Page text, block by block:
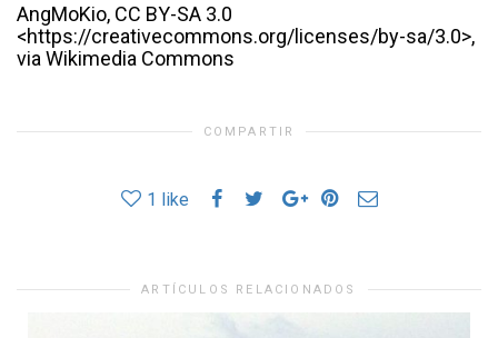
AngMoKio, CC BY-SA 3.0
<https://creativecommons.org/licenses/by-sa/3.0>,
via Wikimedia Commons
COMPARTIR
1 like
ARTÍCULOS RELACIONADOS